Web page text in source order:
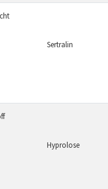
Sertralin
Hyprolose